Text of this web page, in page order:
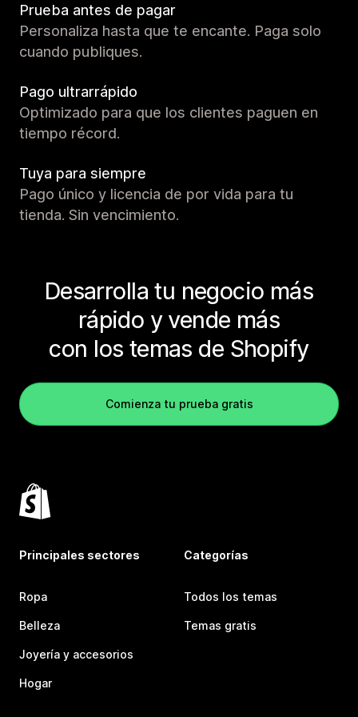
Prueba antes de pagar
Personaliza hasta que te encante. Paga solo
cuando publiques.
Pago ultrarrápido
Optimizado para que los clientes paguen en
tiempo récord.
Tuya para siempre
Pago único y licencia de por vida para tu
tienda. Sin vencimiento.
Desarrolla tu negocio más
rápido y vende más
con los temas de Shopify
Comienza tu prueba gratis
Principales sectores
Ropa
Belleza
Joyería y accesorios
Hogar
Categorías
Todos los temas
Temas gratis